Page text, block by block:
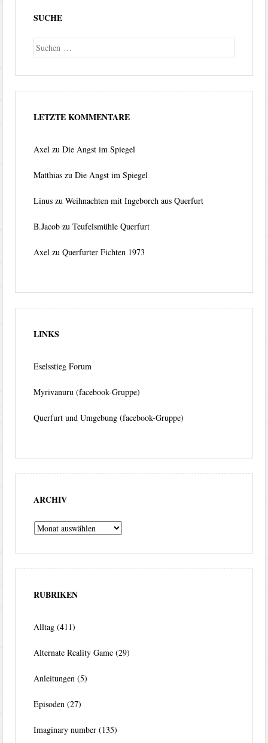
SUCHE
Suche
LETZTE KOMMENTARE
Axel zuDie Angst im Spiegel
Matthias zuDie Angst im Spiegel
Linus zuWeihnachten mit Ingeborch aus Querfurt
B.Jacob zuTeufelsmühle Querfurt
Axel zuQuerfurter Fichten 1973
LINKS
Eselsstieg Forum
Myrivanuru (facebook-Gruppe)
Querfurt und Umgebung (facebook-Gruppe)
ARCHIV
Archiv
RUBRIKEN
Alltag (411)
Alternate Reality Game (29)
Anleitungen (5)
Episoden (27)
Imaginary number (135)